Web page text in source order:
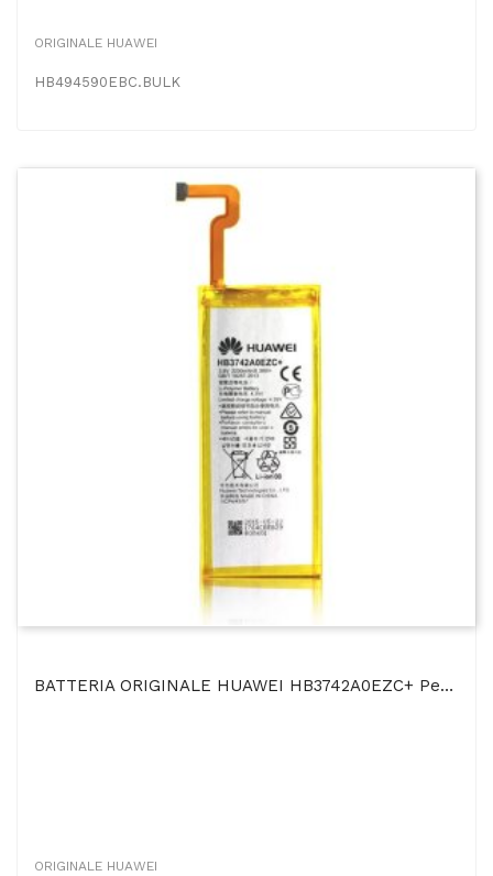
ORIGINALE HUAWEI
HB494590EBC.BULK
BATTERIA ORIGINALE HUAWEI HB3742A0EZC+ Per P8 LITE, P8 LITE SMART, GR3, ENJOY 5S - 2200 MAh...
ORIGINALE HUAWEI